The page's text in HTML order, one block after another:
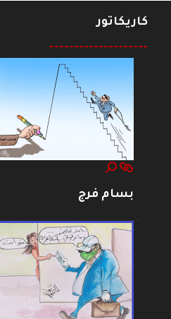
كاريكاتور
--------------------
بسام فرج